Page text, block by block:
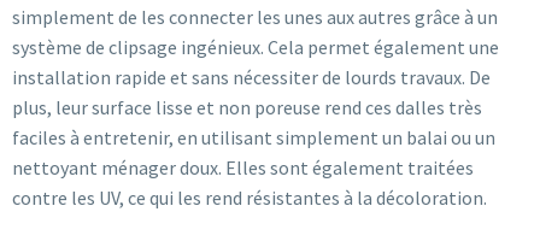
simplement de les connecter les unes aux autres grâce à un
système de clipsage ingénieux. Cela permet également une
installation rapide et sans nécessiter de lourds travaux. De
plus, leur surface lisse et non poreuse rend ces dalles très
faciles à entretenir, en utilisant simplement un balai ou un
nettoyant ménager doux. Elles sont également traitées
contre les UV, ce qui les rend résistantes à la décoloration.